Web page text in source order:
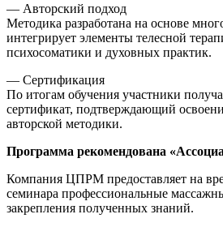
— Авторский подход
Методика разработана на основе
интегрирует элементы телесной
психосоматики и духовных практик.
— Сертификация
По итогам обучения участники
сертификат, подтверждающий
авторской методики.
Программа рекомендована
Компания ЦПРМ предоставляет на
семинара профессиональные
закрепления полученных знаний.